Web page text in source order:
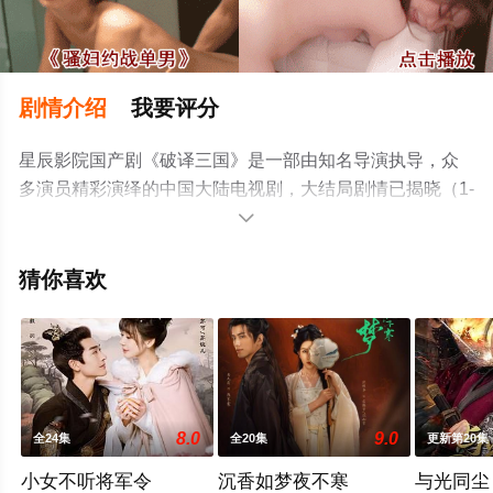
剧情介绍 我要评分
星辰影院国产剧《破译三国》是一部由知名导演执导，众
多演员精彩演绎的中国大陆电视剧，大结局剧情已揭晓（1-
11全集），手机免费观看高清无删减完整版电视剧全集就
猫或剧情网等平台了解。

猜你喜欢
全24集 8.0
小女不听将军令
全20集 9.0
沉香如梦夜不寒
更新第20集
与光同尘